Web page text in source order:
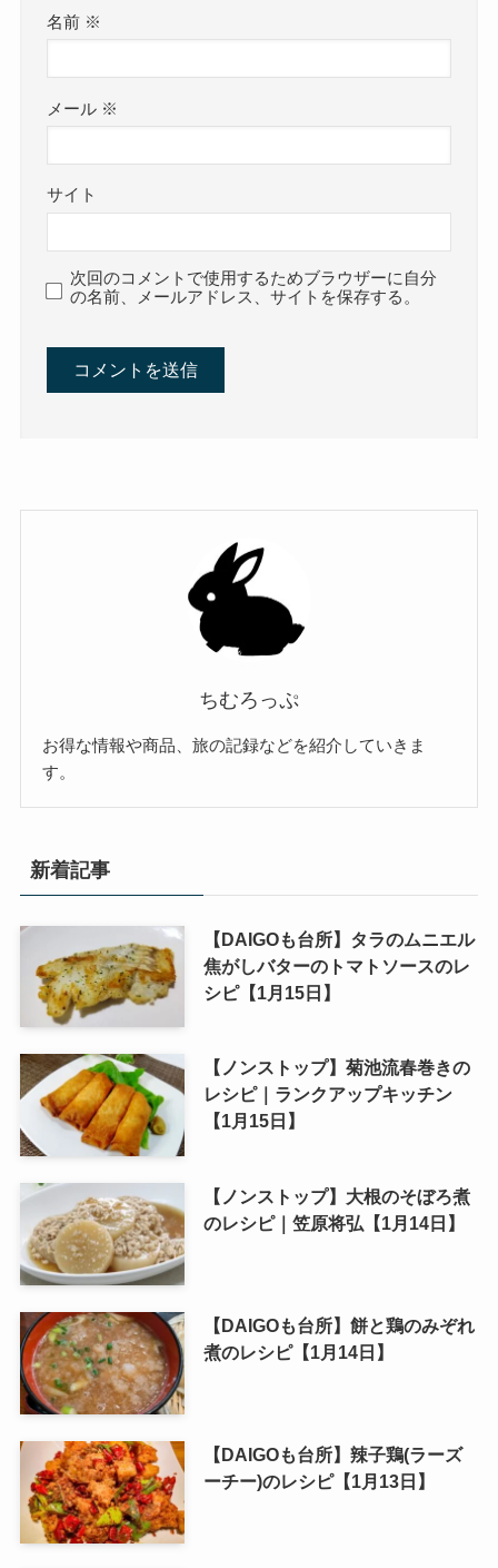
名前 ※
メール ※
サイト
次回のコメントで使用するためブラウザーに自分
の名前、メールアドレス、サイトを保存する。
ちむろっぷ
お得な情報や商品、旅の記録などを紹介していきま
す。
新着記事
【DAIGOも台所】タラのムニエル
焦がしバターのトマトソースのレ
シピ【1月15日】
【ノンストップ】菊池流春巻きの
レシピ｜ランクアップキッチン
【1月15日】
【ノンストップ】大根のそぼろ煮
のレシピ｜笠原将弘【1月14日】
【DAIGOも台所】餅と鶏のみぞれ
煮のレシピ【1月14日】
【DAIGOも台所】辣子鶏(ラーズ
ーチー)のレシピ【1月13日】